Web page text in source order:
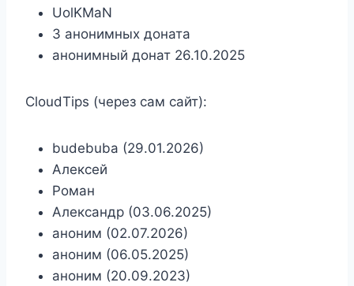
UolKMaN
3 анонимных доната
анонимный донат 26.10.2025
CloudTips (через сам сайт):
budebuba (29.01.2026)
Алексей
Роман
Александр (03.06.2025)
аноним (02.07.2026)
аноним (06.05.2025)
аноним (20.09.2023)